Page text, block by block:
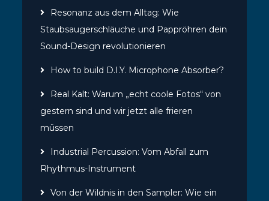
Resonanz aus dem Alltag: Wie
Staubsaugerschläuche und Pappröhren dein
Sound-Design revolutionieren
How to build D.I.Y. Microphone Absorber?
Real Kalt: Warum „echt coole Fotos“ von
gestern sind und wir jetzt alle frieren
müssen
Industrial Percussion: Vom Abfall zum
Rhythmus-Instrument
Von der Wildnis in den Sampler: Wie ein